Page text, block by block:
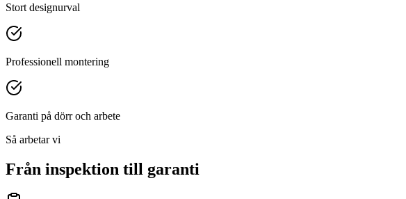
Stort designurval
Professionell montering
Garanti på dörr och arbete
Så arbetar vi
Från inspektion till garanti